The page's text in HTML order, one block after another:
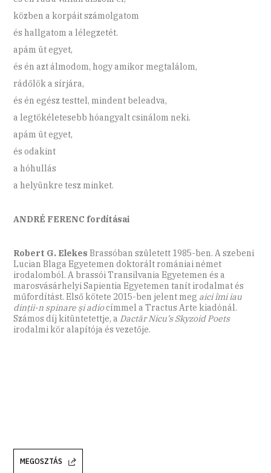
közben a korpáit számolgatom
és hallgatom a lélegzetét.
apám üt egyet,
és én azt álmodom, hogy amikor megtalálom,
rádőlök a sírjára,
és én egész testtel, mindent beleadva,
a legtökéletesebb hóangyalt csinálom neki.
apám üt egyet,
és odakint
a hóhullás
a helyünkre tesz minket.
ANDRÉ FERENC fordításai
Robert G. ElekesBrassóban született 1985-ben. A szebeni
Lucian Blaga Egyetemen doktorált romániai német
irodalomból. A brassói Transilvania Egyetemen és a
marosvásárhelyi ­Sapientia Egyetemen tanít irodalmat és
műfordítást. Első kötete 2015-ben jelent meg aici îmi iau
dinții-n spinare și adiocímmel a Tractus Arte kiadónál.
Számos díj kitüntetettje, a Dactăr ­Nicu’s Skyzoid Poets
irodalmi kör alapítója és vezetője.
MEGOSZTÁS